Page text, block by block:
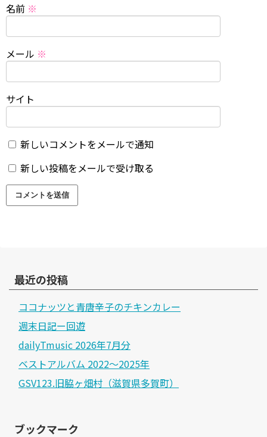
名前 ※
メール ※
サイト
新しいコメントをメールで通知
新しい投稿をメールで受け取る
最近の投稿
ココナッツと青唐辛子のチキンカレー
週末日記ー回遊
dailyTmusic 2026年7月分
ベストアルバム 2022～2025年
GSV123.旧脇ヶ畑村（滋賀県多賀町）
ブックマーク